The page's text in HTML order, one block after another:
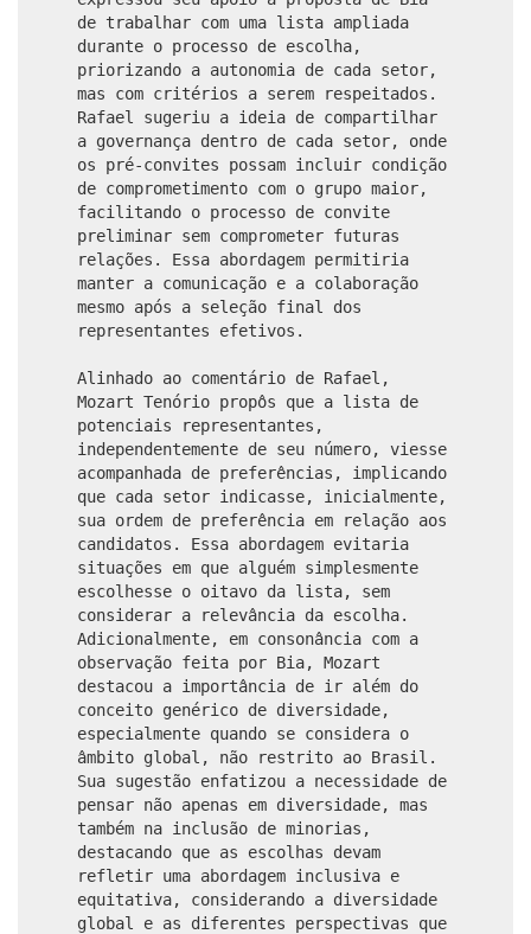
de trabalhar com uma lista ampliada
durante o processo de escolha,
priorizando a autonomia de cada setor,
mas com critérios a serem respeitados.
Rafael sugeriu a ideia de compartilhar
a governança dentro de cada setor, onde
os pré-convites possam incluir condição
de comprometimento com o grupo maior,
facilitando o processo de convite
preliminar sem comprometer futuras
relações. Essa abordagem permitiria
manter a comunicação e a colaboração
mesmo após a seleção final dos
representantes efetivos.
Alinhado ao comentário de Rafael,
Mozart Tenório propôs que a lista de
potenciais representantes,
independentemente de seu número, viesse
acompanhada de preferências, implicando
que cada setor indicasse, inicialmente,
sua ordem de preferência em relação aos
candidatos. Essa abordagem evitaria
situações em que alguém simplesmente
escolhesse o oitavo da lista, sem
considerar a relevância da escolha.
Adicionalmente, em consonância com a
observação feita por Bia, Mozart
destacou a importância de ir além do
conceito genérico de diversidade,
especialmente quando se considera o
âmbito global, não restrito ao Brasil.
Sua sugestão enfatizou a necessidade de
pensar não apenas em diversidade, mas
também na inclusão de minorias,
destacando que as escolhas devam
refletir uma abordagem inclusiva e
equitativa, considerando a diversidade
global e as diferentes perspectivas que